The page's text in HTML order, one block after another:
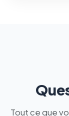
Tout ce que